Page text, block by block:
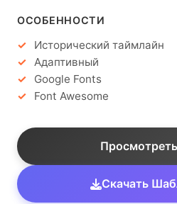
ОСОБЕННОСТИ
Исторический таймлайн
Адаптивный
Google Fonts
Font Awesome
Скачать